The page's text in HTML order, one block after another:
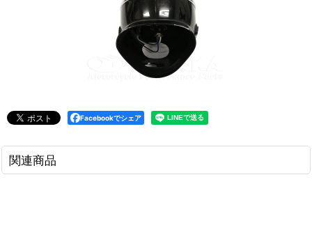
Facebookでシェア
関連商品